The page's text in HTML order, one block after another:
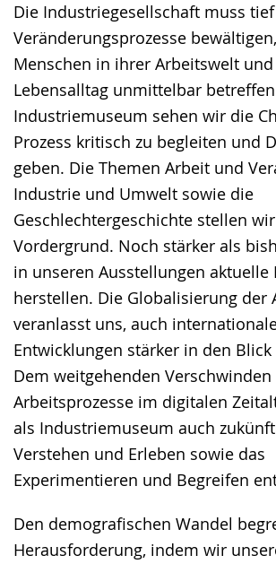
Die Industriegesellschaft muss
Veränderungsprozesse
Menschen in ihrer Arbeitswelt
Lebensalltag unmittelbar
Industriemuseum sehen wir die
Prozess kritisch zu begleiten und
geben. Die Themen Arbeit und
Industrie und Umwelt sowie die
Geschlechtergeschichte stellen
Vordergrund. Noch stärker als
in unseren Ausstellungen aktuelle
herstellen. Die Globalisierung der
veranlasst uns, auch
Entwicklungen stärker in den
Dem weitgehenden
Arbeitsprozesse im digitalen
als Industriemuseum auch
Verstehen und Erleben sowie das
Experimentieren und Begreifen
Den demografischen Wandel
Herausforderung, indem wir
wechseln.
Deutscher
Gebärdensprache
wird
angezeigt.